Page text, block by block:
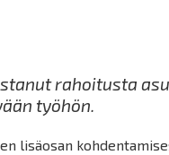
rahoitusta
työhön.
lisäosan